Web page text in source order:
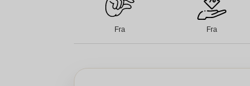
Fra Fra